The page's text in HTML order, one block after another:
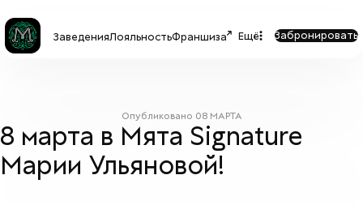
ЗаведенияЛояльностьФраншиза Ещё Забронировать
Опубликовано 08 МАРТА
8 марта в Мята Signature
Марии Ульяновой!